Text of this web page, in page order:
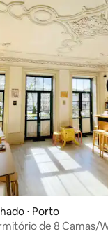
⋅ Porto
de 8 Camas/